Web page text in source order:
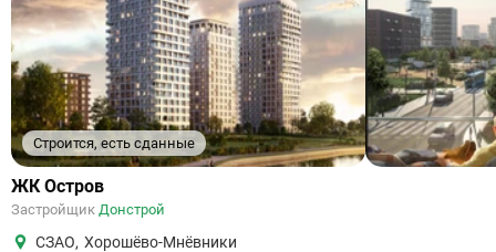
Строится, есть сданные
ЖК Остров
Застройщик Донстрой
СЗАО, Хорошёво-Мнёвники